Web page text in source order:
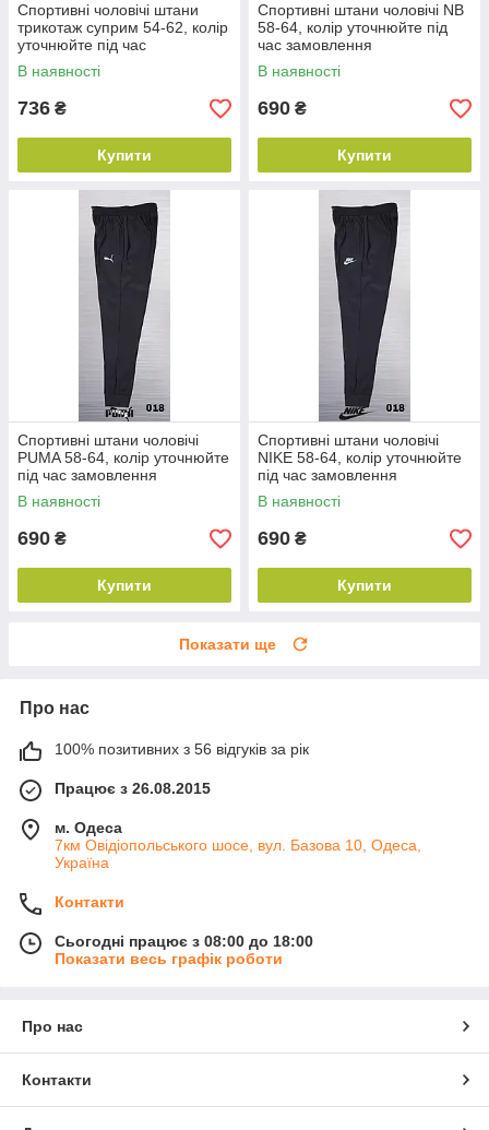
Спортивні чоловічі штани
трикотаж суприм 54-62, колір
уточнюйте під час
замовлення
В наявності
736 ₴
Купити
Спортивні штани чоловічі NB
58-64, колір уточнюйте під
час замовлення
В наявності
690 ₴
Купити
Спортивні штани чоловічі
PUMA 58-64, колір уточнюйте
під час замовлення
В наявності
690 ₴
Купити
Спортивні штани чоловічі
NIKE 58-64, колір уточнюйте
під час замовлення
В наявності
690 ₴
Купити
Показати ще
Про нас
100% позитивних з 56 відгуків за рік
Працює з 26.08.2015
м. Одеса
7км Овідіопольського шосе, вул. Базова 10, Одеса,
Україна
Контакти
Сьогодні працює з 08:00 до 18:00
Показати весь графік роботи
Про нас
Контакти